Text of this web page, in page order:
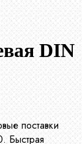
DIN
поставки
Быстрая